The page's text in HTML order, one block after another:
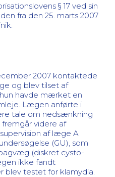
§ 17 ved sin
fra den 25. marts 2007
2007 kontaktede
og blev tilset af
havde mærket en
Lægen anførte i
tale om nedsænkning
videre af
af læge A
(GU), som
(diskret cysto-
ikke fandt
blev testet for klamydia.